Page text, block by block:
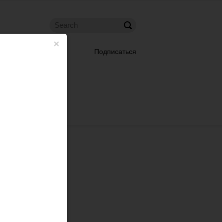
×
Подписаться